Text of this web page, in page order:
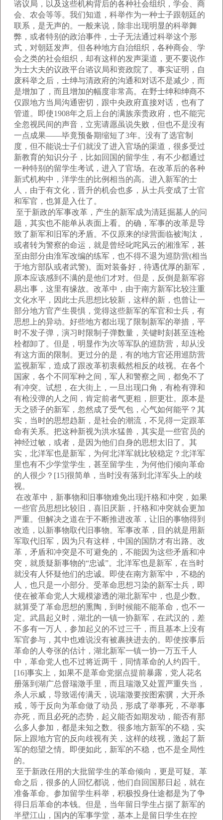
谘议局，以及这些机构背后的各种社会组织，学会、商
会、农会等等。我们知道，科举作为一种士子跟朝廷的
联系，是无声的。一般来说，除非出现明显的科举舞
弊，或者特别的政治事件，士子无法通过科举这个形
式，对朝廷发声。但各种地方自治组织，各种商会、学
会之类的社会组织，却有这样的发声渠道，更不要说作
为士大夫的议政平台谘议局和资政院了。事实证明，自
废科举之后，士绅与清政府的沟通和对话不是减少，而
是增加了，而且增加的幅度非常高。在野士绅和绅商不
仅跟地方当局沟通密切，跟中央政府直接对话，也有了
管道。即使1908年之后上台的满族亲贵政府，也不能完
全忽视民间的声音，立宪请愿虽说失败，但也不是没有
一点成果——毕竟预备期缩短了3年。没有了选官制
度，但不能说士子们就没了进入官场的渠道，很多受过
新教育的知识分子，比如回国的留学生，有不少都通过
一种特别的留学生考试，进入了官场。在改革后的各种
新式机构中，洋学生的比例相当的高。进入新军的士
人，由于有文化，晋升的机会也多，从士兵变成了士官
和军官，也算是入仕了。
至于新政的军事改革，产生的新军成为清廷掘墓人的问
题，其实也不能单从表面上看。的确，军事的改革是导
致了新军和旧军的矛盾。不仅原来的绿营面临被淘汰，
或者转为警察的命运，就是曾经叱咤风云的湘淮军，甚
至由部分由淮军改编的练军，也不得不退为巡防营(相当
于地方部队或者武警)。面对装备好，待遇优厚的新军，
原本应该感到不满的是他们才对。但是，反倒是新军容
易出事，这里有缘故。改革中，由于南方新军比较注重
文化水平，因此士兵思想比较新，这样的新，也曾让一
部分地方官产生畏惧，觉得这些新军的军官和士兵，有
思想上的异动。好些地方都出现了限制新军的举措，平
时不发子弹，演习时限制子弹数量，关键时刻甚至连枪
栓都卸了。但是，明显作为次等军队的巡防营，却从没
有这方面的限制。更过分的是，有的地方官还用巡防营
监视新军，造成了跟改革初衷截然相反的歧视。在各个
国家，各个不同军种之间，军人和警察之间，都免不了
有冲突。试想，在大街上，一旦出现口角，有枪有弹和
有枪没弹的人之间，肯定前者气更粗，胆更壮。原本是
天之骄子的新军，忽然成了受气包，心气如何能平？其
实，当时的思想趋新，是社会的潮流，不见得一定跟革
命有关系。把这种新视为洪水猛兽，其实是一些官员的
神经过敏，或者，是因为他们自身的思想太旧了。其
实，北洋军也是新军，为何北洋军就比较稳定？北洋军
里也有不少学堂学生，甚至留学生，为何他们倾向革命
的人很少？[15]很简单，当时没有落到北洋军头上的歧
视。
在改革中，新事物和旧事物难免出现扞格和冲突，如果
一些官员思想比较旧，喜旧厌新，扞格和冲突就会更加
严重。但解决之道在于不断推进改革，让旧的事物得到
改造，以新事物取代旧事物。军事改革，目的就是用新
军取代旧军，因为只有这样，中国的国防才有出路。改
革，矛盾和冲突是不可避免的，不能因为这些矛盾和冲
突，就质疑新事物的“忠诚”。北洋军也是新军，在当时
就没有人怀疑他们的忠诚。即使在南方新军中，不稳的
人，也只是一小部分。受革命思想习染的新军士兵，即
使在被革命党人大规模渗透的湖北新军中，也是少数。
就算受了革命思想的熏陶，到时候能不能革命，也不一
定。武昌起义时，湖北的一镇一协新军，在武汉的，差
不多有一万人，参加起义的不过三千，而且基本上没有
军官参与，其中也难说没有被裹挟进去的。即使按事后
革命的人夸张的估计，湖北新军一镇一协一万五千人
中，革命党人也不过将近两千，同情革命的人约四千。
[16]事实上，如果不是革命党据点提前暴露，党人花名
册落到湖广总督瑞澂手里，而且瑞澂又处置严重失当，
杀人示威，导致谣传满天，说瑞澂要按图索骥，大开杀
戒，等于反向为革命做了动员，形成了举事死，不举事
亦死，而且必死的态势，起义能否如期发动，能否有那
么多人参加，都是未知之数。很多地方新军的不稳，实
际上跟地方官的反向歧视有关，这样的歧视，激起了新
军的怨望之情。即便如此，新军的不稳，也不是全局性
的。
至于新政任用的大批留学生的革命倾向，更是可疑。革
命之后，很多的人回忆都说，他们自回国那日起，就在
准备革命。参加留学生科举，积极投身仕途都是为了争
得日后革命的本钱。但是，当年留日学生占据了新军的
半壁江山，国内的军事学堂，基本上是留日学生在控